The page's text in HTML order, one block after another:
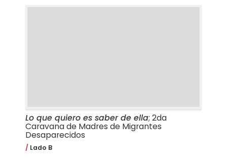
Lo que quiero es saber de ella; 2da
Caravana de Madres de Migrantes
Desaparecidos
Lado B